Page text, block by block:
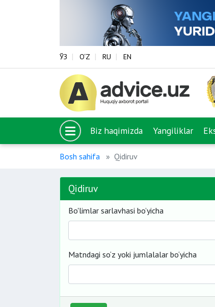
ЎЗ O‘Z RU EN
Biz haqimizda Yangiliklar
Bosh sahifa Qidiruv
Qidiruv
Bo'limlar sarlavhasi bo’yicha
Matndagi so‘z yoki jumlalalar bo‘yicha